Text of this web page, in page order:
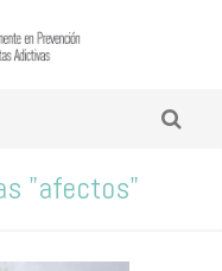
"afectos"